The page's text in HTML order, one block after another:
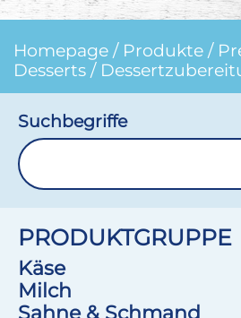
Homepage / Produkte /
Desserts /
Suchbegriffe
PRODUKTGRUPPE
Käse
Milch
Sahne & Schmand